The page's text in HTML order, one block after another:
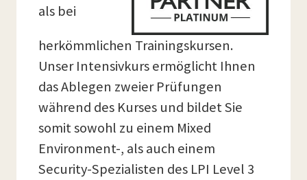
als bei
herkömmlichen Trainingskursen.
Unser Intensivkurs ermöglicht Ihnen
das Ablegen zweier Prüfungen
während des Kurses und bildet Sie
somit sowohl zu einem Mixed
Environment-, als auch einem
Security-Spezialisten des LPI Level 3